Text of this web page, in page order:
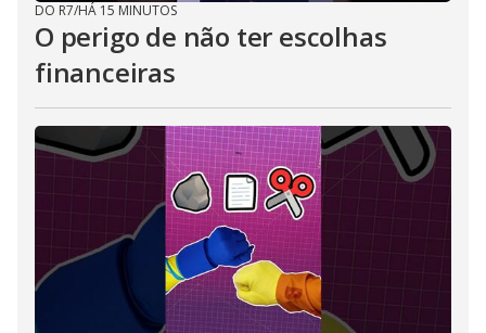
DO R7/HÁ 15 MINUTOS
O perigo de não ter escolhas
financeiras